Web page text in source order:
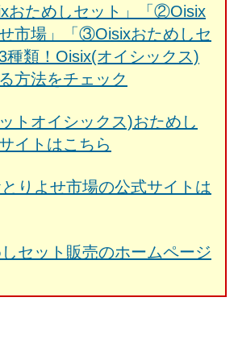
おためしセット」「②Oisix
市場」「③Oisixおためしセ
種類！Oisix(オイシックス)
方法をチェック
トオイシックス)おためし
イトはこちら
りよせ市場の公式サイトは
セット販売のホームページ